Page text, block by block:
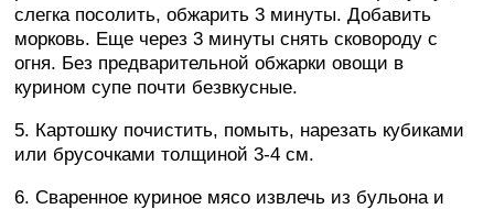
слегка посолить, обжарить 3 минуты. Добавить
морковь. Еще через 3 минуты снять сковороду с
огня. Без предварительной обжарки овощи в
курином супе почти безвкусные.
5. Картошку почистить, помыть, нарезать кубиками
или брусочками толщиной 3-4 см.
6. Сваренное куриное мясо извлечь из бульона и